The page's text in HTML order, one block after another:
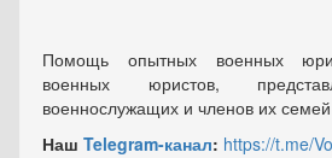
Помощь опытных военных
военных юристов,
военнослужащих и членов их семей
Наш Telegram-канал: https://t.me/